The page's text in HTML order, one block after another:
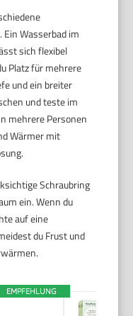
Wasserbad im
sich flexibel
Platz für mehrere
und ein breiter
und teste im
mehrere Personen
Wärmer mit
Schraubring
ein. Wenn du
auf eine
du Frust und
EMPFEHLUNG